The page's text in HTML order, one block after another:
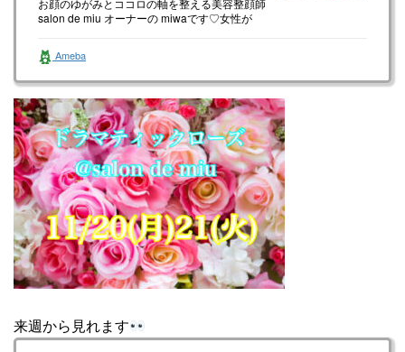
お顔のゆがみとココロの軸を整える美容整顔師
salon de miu オーナーの miwaです♡女性が
Ameba
来週から見れます